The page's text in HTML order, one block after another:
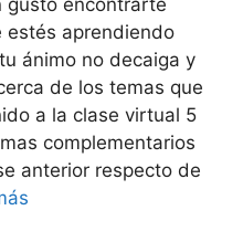
gusto encontrarte
estés aprendiendo
ánimo no decaiga y
de los temas que
a la clase virtual 5
complementarios
anterior respecto de